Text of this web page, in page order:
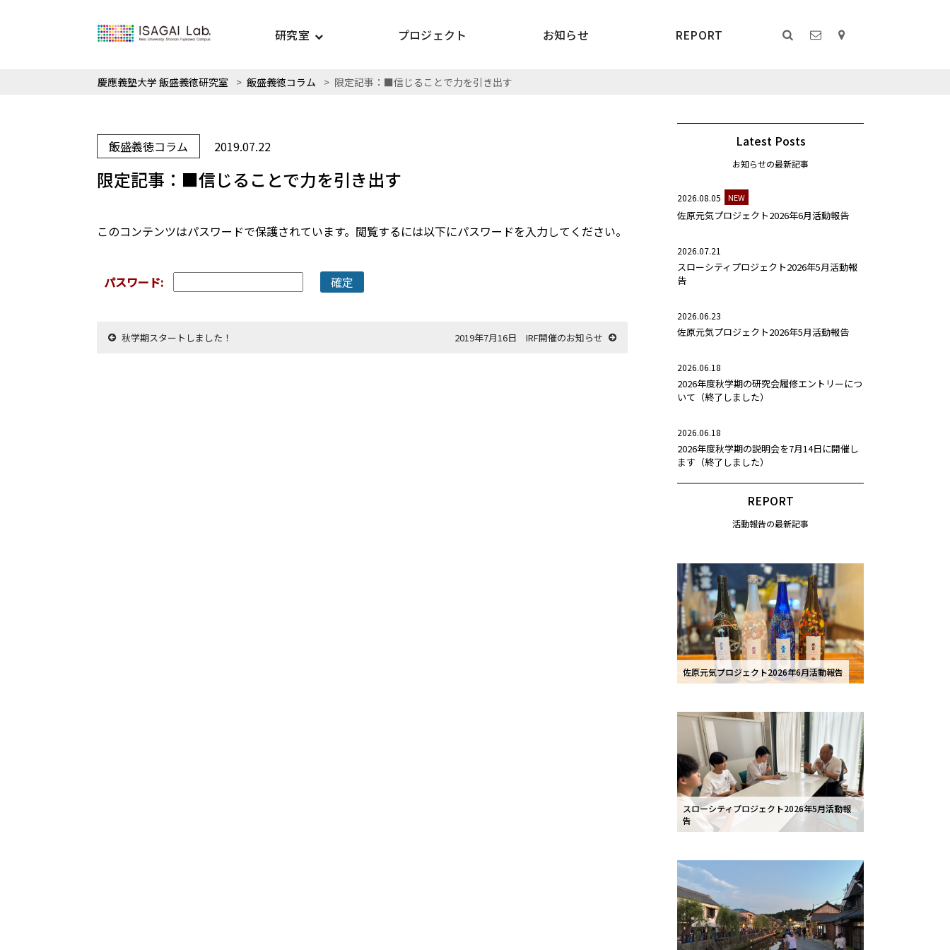
研究室 プロジェクト お知らせ REPORT
慶應義塾大学 飯盛義徳研究室 > 飯盛義徳コラム > 限定記事：■信じることで力を引き出す
飯盛義徳コラム 2019.07.22
限定記事：■信じることで力を引き出す
このコンテンツはパスワードで保護されています。閲覧するには以下にパスワードを入力してください。
パスワード:
秋学期スタートしました！ 2019年7月16日 IRF開催のお知らせ
Latest Posts
お知らせの最新記事
2026.08.05 NEW
佐原元気プロジェクト2026年6月活動報告
2026.07.21
スローシティプロジェクト2026年5月活動報
告
2026.06.23
佐原元気プロジェクト2026年5月活動報告
2026.06.18
2026年度秋学期の研究会履修エントリーにつ
いて（終了しました）
2026.06.18
2026年度秋学期の説明会を7月14日に開催し
ます（終了しました）
REPORT
活動報告の最新記事
佐原元気プロジェクト2026年6月活動報告
スローシティプロジェクト2026年5月活動報
告